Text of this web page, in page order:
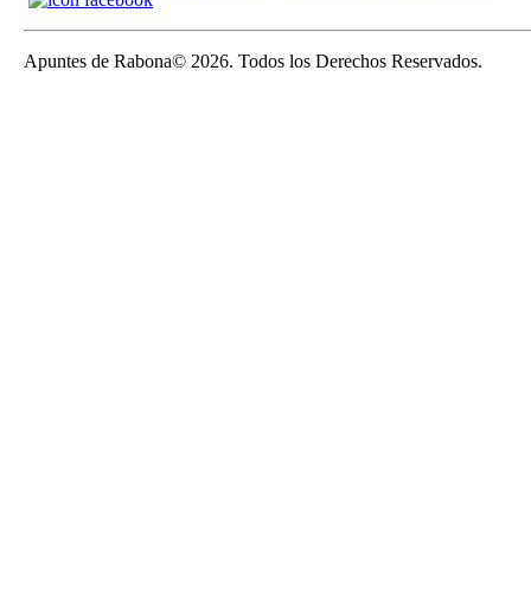
Apuntes de Rabona© 2026. Todos los Derechos Reservados.